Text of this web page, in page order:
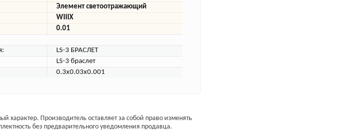
Элемент светоотражающий
WIIIX
0.01
LS-3 БРАСЛЕТ
LS-3 браслет
0.3x0.03x0.001
характер. Производитель оставляет за собой право изменять
без предварительного уведомления продавца.